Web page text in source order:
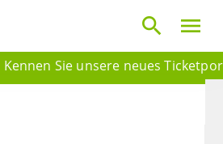
Kennen Sie unsere neues
menu
search